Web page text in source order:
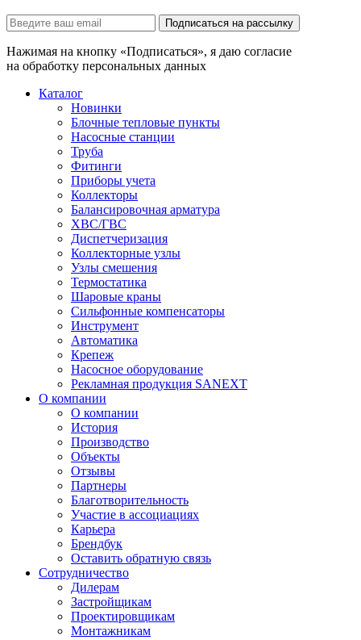
Подписаться на рассылку
Нажимая на кнопку «Подписаться», я даю согласие
на обработку персональных данных
Каталог
Новинки
Блочные тепловые пункты
Насосные станции
Труба
Фитинги
Приборы учета
Коллекторы
Балансировочная арматура
ХВС/ГВС
Диспетчеризация
Коллекторные узлы
Узлы смешения
Термостатика
Шаровые краны
Сильфонные компенсаторы
Инструмент
Автоматика
Крепеж
Насосное оборудование
Рекламная продукция SANEXT
О компании
О компании
История
Производство
Объекты
Отзывы
Партнеры
Благотворительность
Участие в ассоциациях
Карьера
Брендбук
Оставить обратную связь
Сотрудничество
Дилерам
Застройщикам
Проектировщикам
Монтажникам